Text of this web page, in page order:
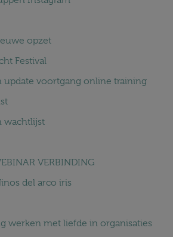
opzet
Festival
update voortgang online training
wachtlijst
VERBINDING
del arco iris
werken met liefde in organisaties